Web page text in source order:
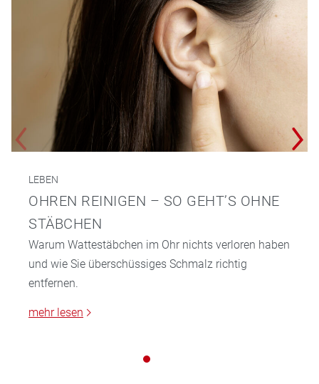
LEBEN
OHREN REINIGEN – SO GEHT’S OHNE
STÄBCHEN
Warum Wattestäbchen im Ohr nichts verloren haben
und wie Sie überschüssiges Schmalz richtig
entfernen.
mehr lesen